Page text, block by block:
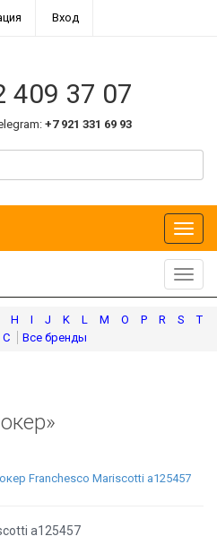
Вход
409 37 07
+7 921 331 69 93
Меню
H I J K L M O P R S
T
С
а125457